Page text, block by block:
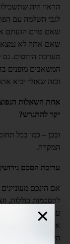
הראוי היה
לגבי השלמה עם
שאם טרם הגעתם
שאם אתה לא
מערכת היחסים. גם
המשאבים מופנים
וכזה שאולי יביא
אחת השאלות
יקר להתגרש?
ובכן – כמו בכל
המקרה.
עריכת הסכם
אם הינכם
להסכמות כוללות,
עריכת הסכם
או גישור. העלויות
הליכים משפטיים